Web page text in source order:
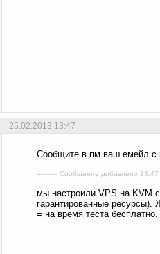
25.02.2013 13:47
Сообщите в пм ваш емейл с
---------- Сообщение добавлено
мы настроили VPS на KVM
гарантированные ресурсы).
= на время теста